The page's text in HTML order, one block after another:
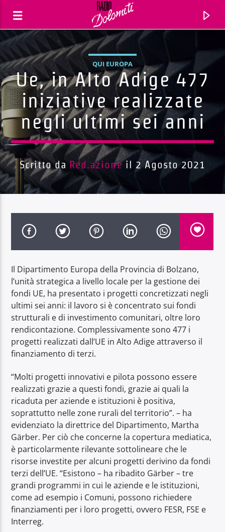
Traccia corrente
Radio Dolomiti
QUI EUROPA
Ue, in Alto Adige 477
iniziative realizzate
negli ultimi sei anni
Scritto da Red.azioneil 2 Agosto 2021
Il Dipartimento Europa della Provincia di Bolzano,
l’unità strategica a livello locale per la gestione dei
fondi UE, ha presentato i progetti concretizzati negli
ultimi sei anni: il lavoro si è concentrato sui fondi
strutturali e di investimento comunitari, oltre loro
rendicontazione. Complessivamente sono 477 i
progetti realizzati dall’UE in Alto Adige attraverso il
finanziamento di terzi.
“Molti progetti innovativi e pilota possono essere
realizzati grazie a questi fondi, grazie ai quali la
ricaduta per aziende e istituzioni è positiva,
soprattutto nelle zone rurali del territorio”. – ha
evidenziato la direttrice del Dipartimento, Martha
Gärber. Per ciò che concerne la copertura mediatica,
è particolarmente rilevante sottolineare che le
risorse investite per alcuni progetti derivino da fondi
terzi dell’UE. “Esistono – ha ribadito Gärber – tre
grandi programmi in cui le aziende e le istituzioni,
come ad esempio i Comuni, possono richiedere
finanziamenti per i loro progetti, ovvero FESR, FSE e
Interreg.